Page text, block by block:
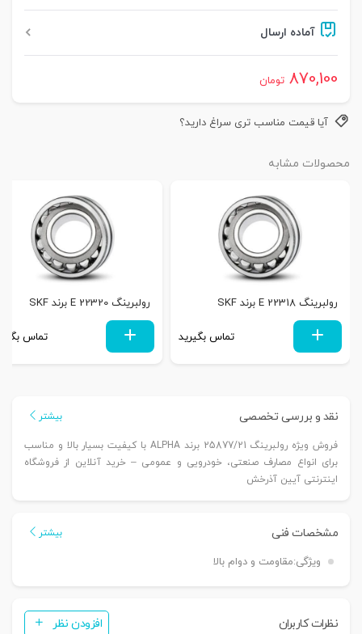
آماده ارسال
870,100 تومان
آیا قیمت مناسب تری سراغ دارید؟
محصولات مشابه
رولبرینگ 22318 E برند SKF
تماس بگیرید
رولبرینگ 22320 E برند SKF
تماس
نقد و بررسی تخصصی بیشتر
فروش ویژه رولبرینگ 25877/21 برند ALPHA با کیفیت بسیار بالا و مناسب
برای انواع مصارف صنعتی، خودرویی و عمومی – خرید آنلاین از فروشگاه
اینترنتی آیین آذرخش
مشخصات فنی بیشتر
ویژگی:مقاومت و دوام بالا
نظرات کاربران افزودن نظر